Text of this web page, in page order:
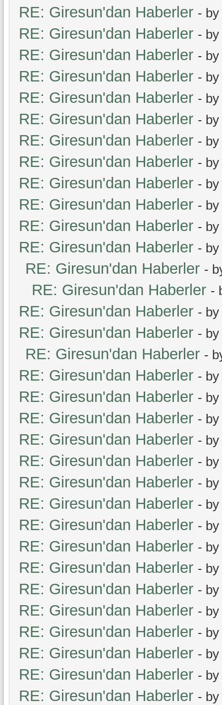
RE: Giresun'dan Haberler - by
RE: Giresun'dan Haberler - by
RE: Giresun'dan Haberler - by
RE: Giresun'dan Haberler - by
RE: Giresun'dan Haberler - by
RE: Giresun'dan Haberler - by
RE: Giresun'dan Haberler - by
RE: Giresun'dan Haberler - by
RE: Giresun'dan Haberler - by
RE: Giresun'dan Haberler - by
RE: Giresun'dan Haberler - by
RE: Giresun'dan Haberler - by
RE: Giresun'dan Haberler -
RE: Giresun'dan Haberler -
RE: Giresun'dan Haberler - by
RE: Giresun'dan Haberler - by
RE: Giresun'dan Haberler -
RE: Giresun'dan Haberler - by
RE: Giresun'dan Haberler - by
RE: Giresun'dan Haberler - by
RE: Giresun'dan Haberler - by
RE: Giresun'dan Haberler - by
RE: Giresun'dan Haberler - by
RE: Giresun'dan Haberler - by
RE: Giresun'dan Haberler - by
RE: Giresun'dan Haberler - by
RE: Giresun'dan Haberler - by
RE: Giresun'dan Haberler - by
RE: Giresun'dan Haberler - by
RE: Giresun'dan Haberler - by
RE: Giresun'dan Haberler - by
RE: Giresun'dan Haberler - by
RE: Giresun'dan Haberler - by